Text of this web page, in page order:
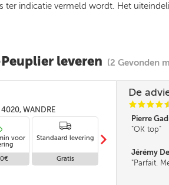
indicatie vermeld wordt. Het
leveren (2 Gevonden
WANDRE
voor
Standaard levering
Gratis
Gratis
m
De
CCCC
Pierre
OK top
Jérémy
Parfait.